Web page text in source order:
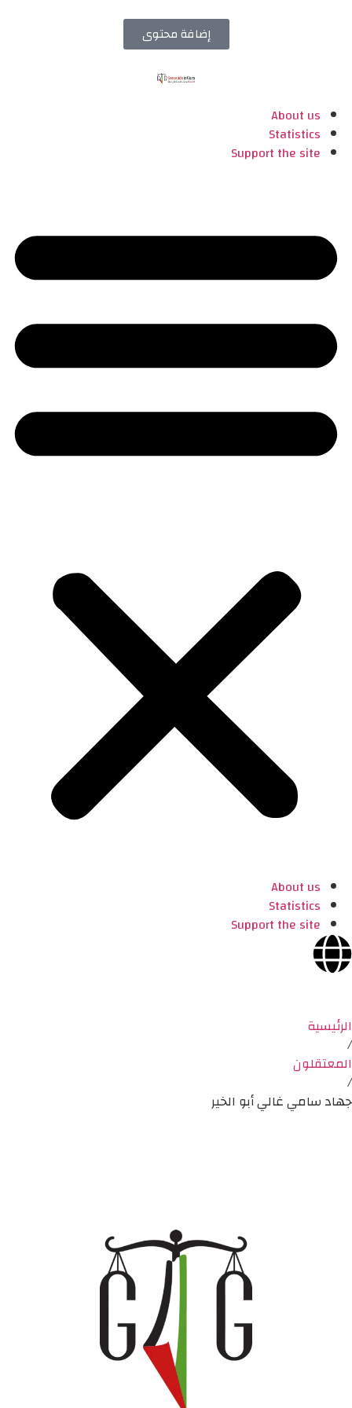
إضافة محتوى
About us
Statistics
Support the site
About us
Statistics
Support the site
الرئيسية
/
المعتقلون
/
جهاد سامي غالي أبو الخير